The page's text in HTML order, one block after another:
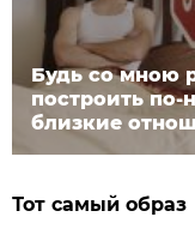
Будь со мною
построить по-
близкие
Тот самый образ